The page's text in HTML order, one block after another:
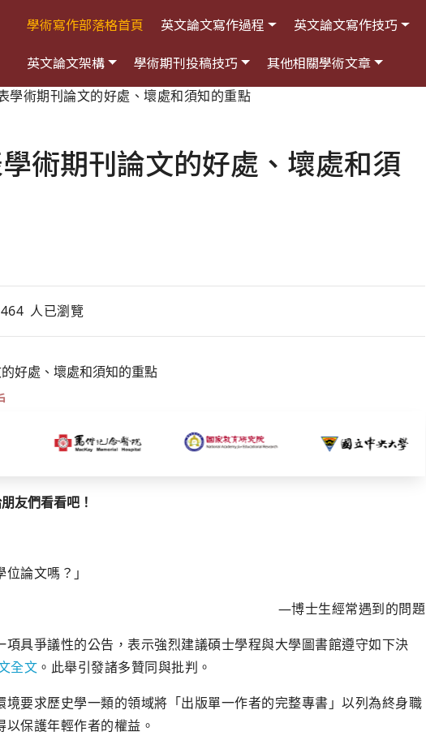
學術寫作部落格首頁 英文論文寫作過程 英文論文寫作技巧
英文論文架構
學術期刊投稿技巧 其他相關學術文章
學術期刊論文的好處、壞處和須知的重點
術期刊論文的好處、壞處和須
人已瀏覽
友們看看吧！
位論文嗎？」
—博士生經常遇到的問題
具爭議性的公告，表示強烈建議碩士學程與大學圖書館遵守如下決
全文 。此舉引發諸多贊同與批判。
境要求歷史學一類的領域將「出版單一作者的完整專書」以列為終身職
保護年輕作者的權益。